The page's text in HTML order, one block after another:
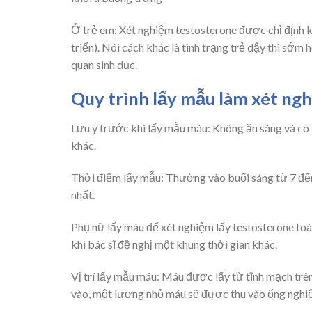
Ở trẻ em: Xét nghiệm testosterone được chỉ định
triển). Nói cách khác là tình trạng trẻ dậy thì
quan sinh dục.
Quy trình lấy mẫu làm xét
Lưu ý trước khi lấy mẫu máu: Không ăn sáng và
khác.
Thời điểm lấy mẫu: Thường vào buổi sáng từ 7
nhất.
Phụ nữ lấy máu để xét nghiệm lấy testosterone
khi bác sĩ đề nghị một khung thời gian khác.
Vị trí lấy mẫu máu: Máu được lấy từ tĩnh mạch
vào, một lượng nhỏ máu sẽ được thu vào ống